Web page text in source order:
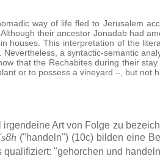
way of life fled to Jerusalem
their ancestor Jonadab had
houses. This interpretation of the
a syntactic-semantic
that the Rechabites during their
or to possess a vineyard –, but not
Art von Folge zu
("handeln") (10c) bilden eine
"gehorchen und